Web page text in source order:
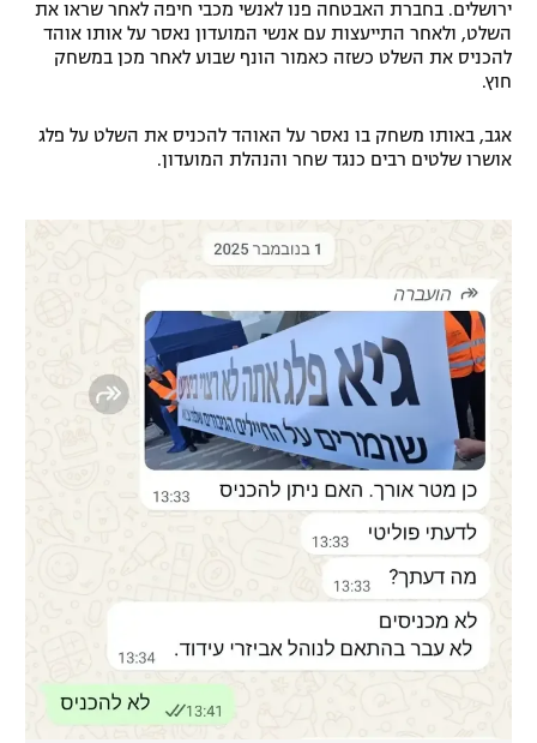
תקנון פעילות ספורט 1
רשיון להקרנה פומבית לבית עסק
תגיות
המגזין
גיימינג E-Sports
ירושלים. בחברת האבטחה פנו לאנשי מכבי חיפה לאחר שראו את
השלט, ולאחר התייעצות עם אנשי המועדון נאסר על אותו אוהד
להכניס את השלט כשזה כאמור הונף שבוע לאחר מכן במשחק
חוץ.
אגב, באותו משחק בו נאסר על האוהד להכניס את השלט על פלג
אושרו שלטים רבים כנגד שחר והנהלת המועדון.